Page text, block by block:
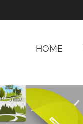
HOME